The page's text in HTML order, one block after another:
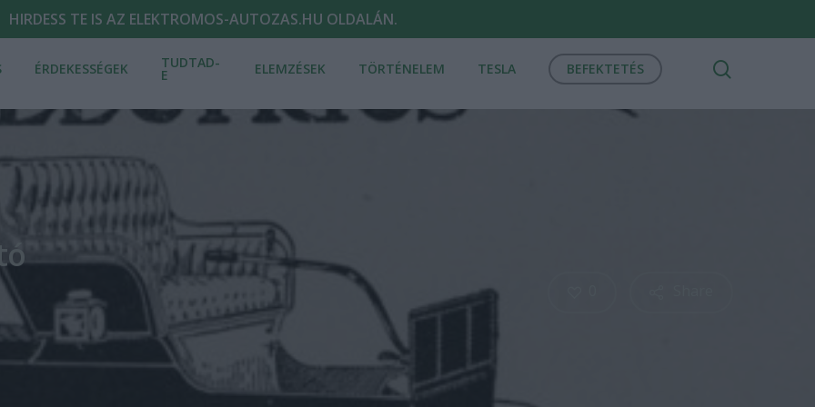
HIRDESS TE IS AZ ELEKTROMOS-AUTOZAS.HU OLDALÁN.
ÉRDEKESSÉGEK TUDTAD-
E ELEMZÉSEK TÖRTÉNELEM TESLA BEFEKTETÉS